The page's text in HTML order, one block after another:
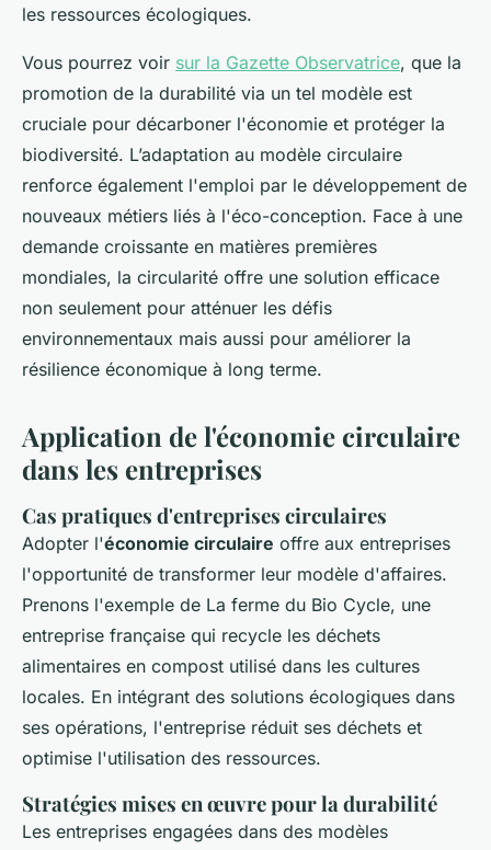
les ressources écologiques.
Vous pourrez voir sur la Gazette Observatrice, que la
promotion de la durabilité via un tel modèle est
cruciale pour décarboner l'économie et protéger la
biodiversité. L’adaptation au modèle circulaire
renforce également l'emploi par le développement de
nouveaux métiers liés à l'éco-conception. Face à une
demande croissante en matières premières
mondiales, la circularité offre une solution efficace
non seulement pour atténuer les défis
environnementaux mais aussi pour améliorer la
résilience économique à long terme.
Application de l'économie circulaire
dans les entreprises
Cas pratiques d'entreprises circulaires
Adopter l'économie circulaire offre aux entreprises
l'opportunité de transformer leur modèle d'affaires.
Prenons l'exemple de La ferme du Bio Cycle, une
entreprise française qui recycle les déchets
alimentaires en compost utilisé dans les cultures
locales. En intégrant des solutions écologiques dans
ses opérations, l'entreprise réduit ses déchets et
optimise l'utilisation des ressources.
Stratégies mises en œuvre pour la durabilité
Les entreprises engagées dans des modèles